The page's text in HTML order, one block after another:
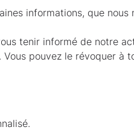
informations, que nous
tenir informé de notre
pouvez le révoquer à